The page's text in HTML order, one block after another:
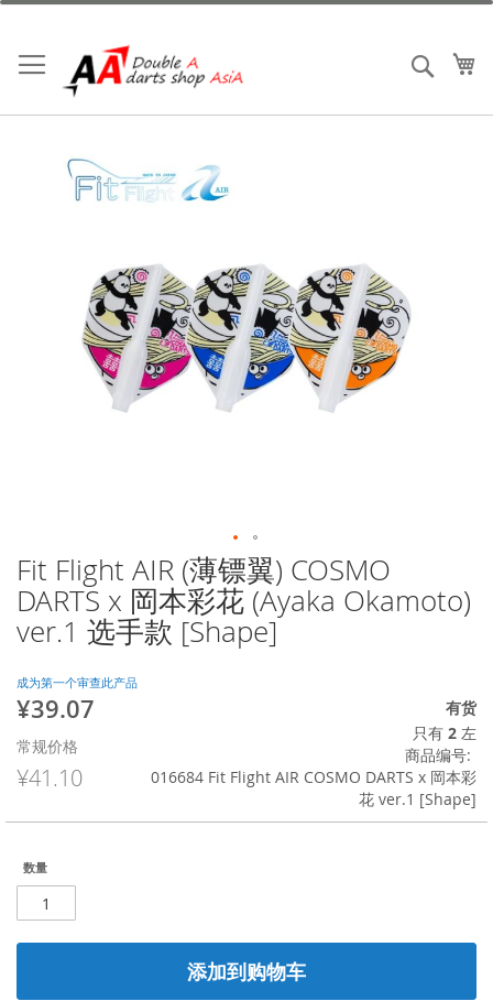
跳
内
容
搜索
Fit Flight AIR (薄镖翼) COSMO
DARTS x 岡本彩花 (Ayaka Okamoto)
ver.1 选手款 [Shape]
成为第一个审查此产品
特
价
格
¥39.07
常规价格
¥41.10
有货
只有 2 左
商品编号
016684 Fit Flight AIR COSMO DARTS x 岡本彩
花 ver.1 [Shape]
数量
添加到购物车
跳
转
到
图
库
的
开
头